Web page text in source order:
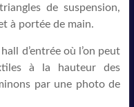
de suspension,
à portée de main.
d’entrée où l’on peut
à la hauteur des
par une photo de